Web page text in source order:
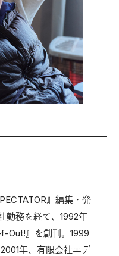
』編集・発
勤務を経て、1992年
Out!』を創刊。1999
年、有限会社エデ